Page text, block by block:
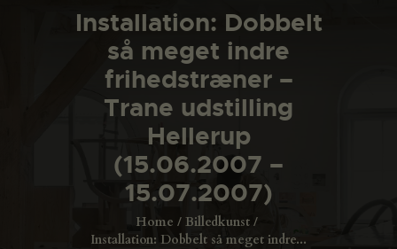
Installation: Dobbelt
så meget indre
frihedstræner –
Trane udstilling
Hellerup
(15.06.2007 –
15.07.2007)
Home
Billedkunst
Installation: Dobbelt så meget indre...
DET SKER
PROJEKTER
CHANNEL
ANSØG
OM SVFK
ENGLISH